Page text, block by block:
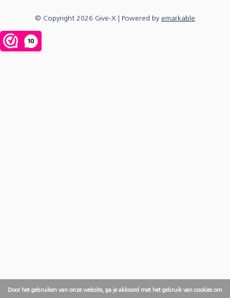
© Copyright 2026 Give-X | Powered by emarkable
Door het gebruiken van onze website, ga je akkoord met het gebruik van cookies om